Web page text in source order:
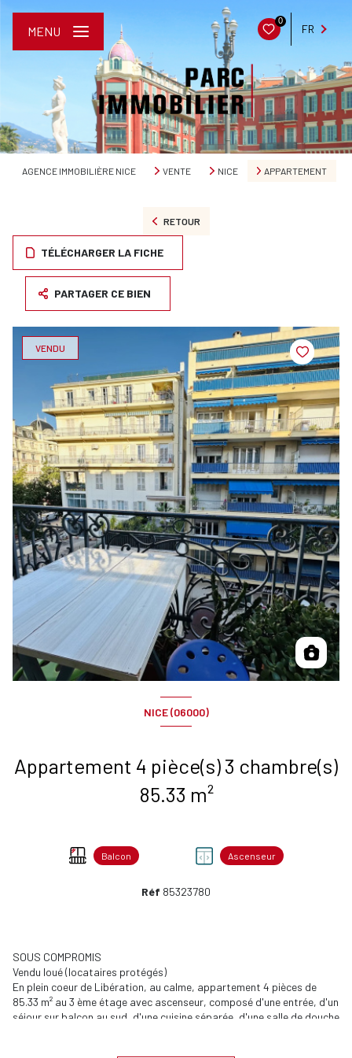
0
FR
MENU
AGENCE IMMOBILIÈRE NICE VENTE NICE APPARTEMENT
RETOUR
TÉLÉCHARGER LA FICHE
PARTAGER CE BIEN
VENDU
NICE (06000)
Appartement 4 pièce(s) 3 chambre(s)
85.33 m²
Balcon Ascenseur
Réf 85323780
SOUS COMPROMIS
Vendu loué (locataires protégés)
En plein coeur de Libération, au calme, appartement 4 pièces de
85.33 m² au 3 ème étage avec ascenseur, composé d'une entrée, d'un
séjour sur balcon au sud, d'une cuisine séparée, d'une salle de douche